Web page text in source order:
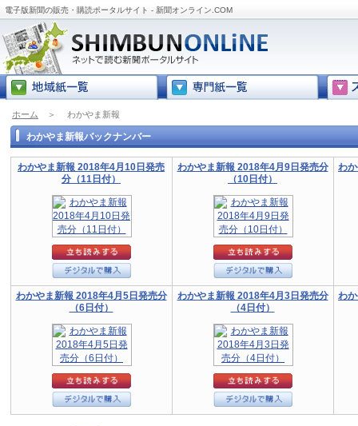
電子版新聞の販売・購読ポータルサイト - 新聞オンライン.COM
ホーム ＞ わかやま新報
わかやま新報バックナンバー
わかやま新報 2018年4月10日発売
分（11日付）
わかやま新報 2018年4月9日発売分
（10日付）
わ
わかやま新報 2018年4月5日発売分
（6日付）
わかやま新報 2018年4月3日発売分
（4日付）
わ